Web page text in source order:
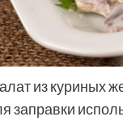
из куриных